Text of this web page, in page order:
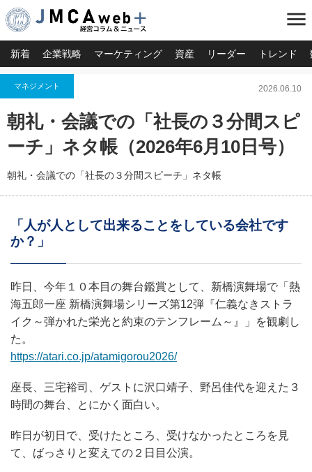
menu
新着 企業戦略 マーケティング 資産 リーダー トレンド
マネジメント 2026.06.10
朝礼・会議での「社長の３分間スピ
ーチ」ネタ帳（2026年6月10日号）
朝礼・会議での「社長の３分間スピーチ」ネタ帳
「人が人として出来ることをしている会社です
か？」
昨日、今年１０本目の舞台鑑賞として、新橋演舞場で「熱
海五郎一座 新橋演舞場シリーズ第12弾『仁義なきストラ
イク～弾かれた栄光と約束のテンフレーム～』」を観劇し
た。
https://atari.co.jp/atamigorou2026/
座長、三宅裕司、ゲストに沢口靖子、野呂佳代を迎えた３
時間の舞台、とにかく面白い。
昨日が初日で、受けたところ、受けなかったところを見
て、ばっさりと変えての２日目公演。